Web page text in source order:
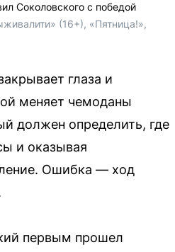
Соколовского с победой
(16+), «Пятница!»,
глаза и
меняет чемоданы
должен определить, где
и оказывая
Ошибка — ход
первым прошел